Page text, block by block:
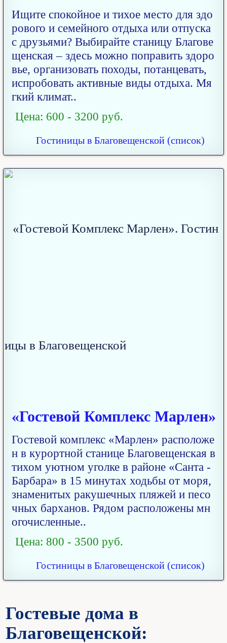
Ищите спокойное и тихое место для здо
рового и семейного отдыха или отпуска
с друзьями? Выбирайте станицу Благове
щенская – здесь можно поправить здоро
вье, организовать походы, потанцевать,
испробовать активные виды отдыха. Мя
гкий климат..
Цена: 600 - 3200 руб.
Гостиницы в Благовещенской (список)
«Гостевой Комплекс Марлен»
Гостевой комплекс «Марлен» расположе
н в курортной станице Благовещенская в
тихом уютном уголке в районе «Санта -
Барбара» в 15 минутах ходьбы от моря,
знаменитых ракушечных пляжей и песо
чных барханов. Рядом расположены мн
огочисленные..
Цена: 800 - 3500 руб.
Гостиницы в Благовещенской (список)
Гостевые дома в
Благовещенской: